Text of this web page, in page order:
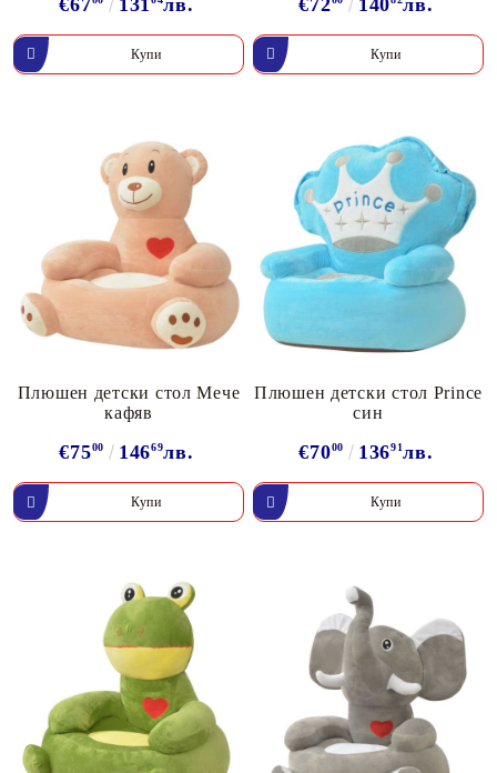
Плюшен детски стол Мече
кафяв
€7500 14669лв.
Плюшен детски стол Prince
син
€7000 13691лв.